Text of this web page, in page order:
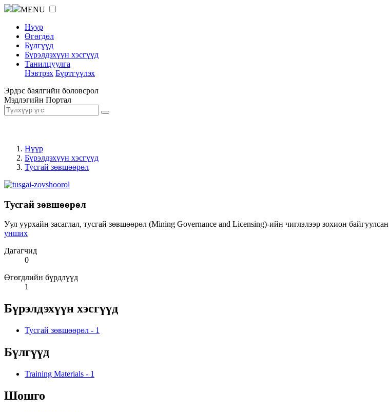
MENU
Нүүр
Өгөгдөл
Бүлгүүд
Бүрэлдэхүүн хэсгүүд
Танилцуулга
Нэвтрэх Бүртгүүлэх
Эрдэс баялгийн боловсрол
Мэдлэгийн Портал
Нүүр
Бүрэлдэхүүн хэсгүүд
Тусгай зөвшөөрөл
Тусгай зөвшөөрөл
Уул уурхайн засаглал, тусгай зөвшөөрөл (Mining Governance and Licensing)-ийн чиглэлээр зохион
унших
Дагагчид
0
Өгөгдлийн бүрдлүүд
1
Бүрэлдэхүүн хэсгүүд
Тусгай зөвшөөрөл - 1
Бүлгүүд
Training Materials - 1
Шошго